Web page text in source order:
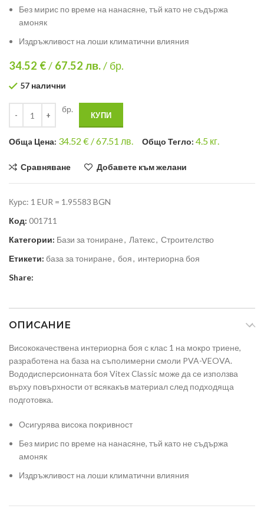
Без мирис по време на нанасяне, тъй като не съдържа
амоняк
Издръжливост на лоши климатични влияния
34.52 €/ 67.52 лв./ бр.
57 налични
бр.
КУПИ
Общa Цена: 34.52 € /67.51 лв. Общо Тегло: 4.5 кг.
Сравняване Добавете към желани
Курс: 1 EUR = 1.95583 BGN
Код: 001711
Категории: Бази за тониране, Латекс, Строителство
Етикети: база за тониране, боя, интериорна боя
Share:
ОПИСАНИЕ
Висококачествена интериорна боя с клас 1 на мокро триене,
разработена на база на съполимерни смоли PVA-VEOVA.
Вододисперсионната боя Vitex Classic може да се използва
върху повърхности от всякакъв материал след подходяща
подготовка.
Осигурява висока покривност
Без мирис по време на нанасяне, тъй като не съдържа
амоняк
Издръжливост на лоши климатични влияния